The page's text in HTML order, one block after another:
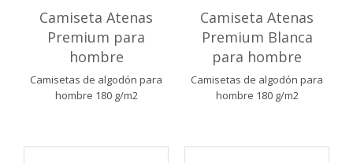
Camiseta Atenas
Premium para
hombre
Camisetas de algodón para
hombre 180 g/m2
Camiseta Atenas
Premium Blanca
para hombre
Camisetas de algodón para
hombre 180 g/m2